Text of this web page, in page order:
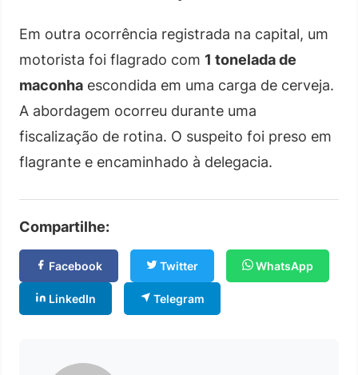
Em outra ocorrência registrada na capital, um
motorista foi flagrado com 1 tonelada de
maconha escondida em uma carga de cerveja.
A abordagem ocorreu durante uma
fiscalização de rotina. O suspeito foi preso em
flagrante e encaminhado à delegacia.
Compartilhe:
Facebook Twitter WhatsApp
LinkedIn Telegram